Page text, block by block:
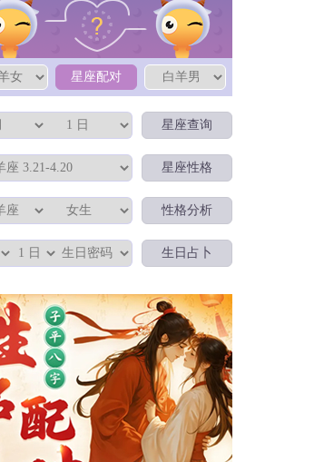
星座配对
星座查询
星座性格
性格分析
生日占卜